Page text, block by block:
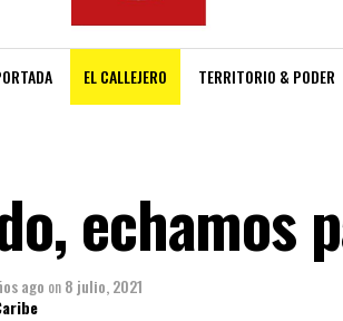
EL CALLEJERO TERRITORIO & PODER
echamos
ago on8 julio, 2021